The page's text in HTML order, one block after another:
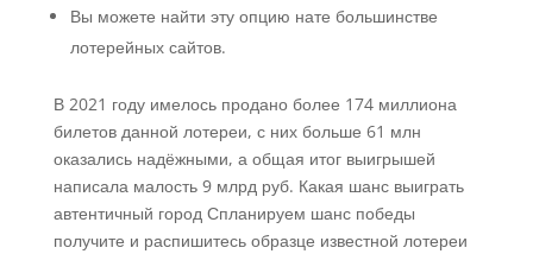
Вы можете найти эту опцию нате большинстве
лотерейных сайтов.
В 2021 году имелось продано более 174 миллиона
билетов данной лотереи, с них больше 61 млн
оказались надёжными, а общая итог выигрышей
написала малость 9 млрд руб. Какая шанс выиграть
автентичный город Спланируем шанс победы
получите и распишитесь образце известной лотереи